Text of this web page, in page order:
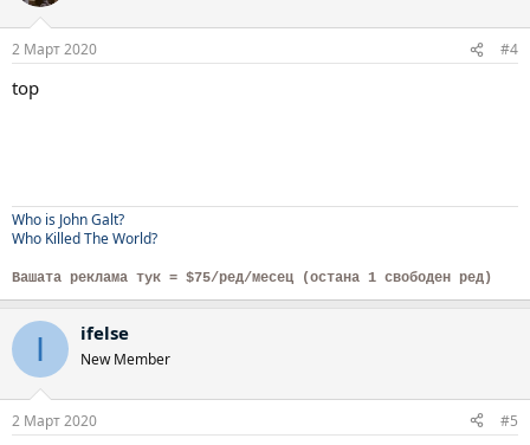
2 Март 2020 #4
top
Who is John Galt?
Who Killed The World?
Вашата реклама тук = $75/ред/месец (остана 1 свободен ред)
I ifelse
New Member
2 Март 2020 #5